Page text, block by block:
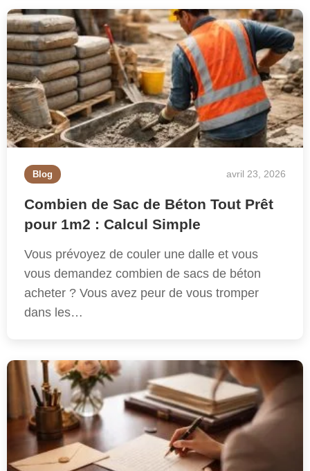
Blog avril 23, 2026
Combien de Sac de Béton Tout Prêt
pour 1m2 : Calcul Simple
Vous prévoyez de couler une dalle et vous
vous demandez combien de sacs de béton
acheter ? Vous avez peur de vous tromper
dans les…